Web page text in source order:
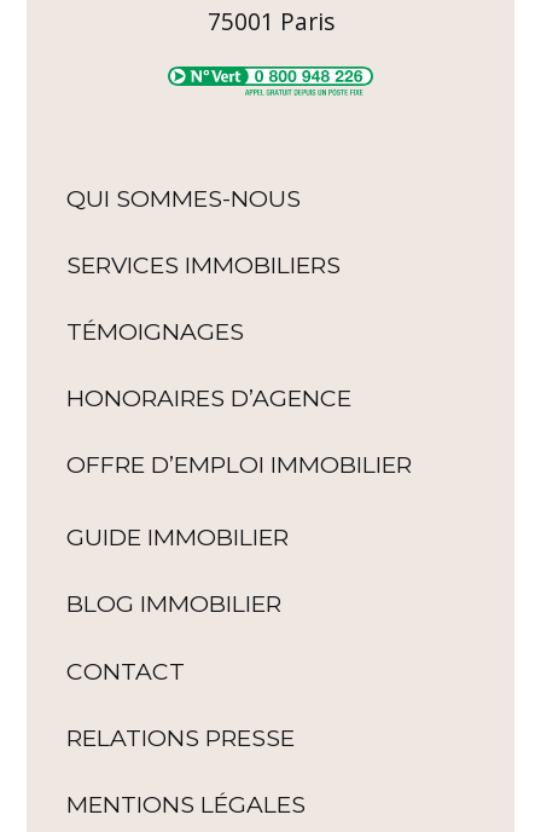
75001 Paris
QUI SOMMES-NOUS
SERVICES IMMOBILIERS
TÉMOIGNAGES
HONORAIRES D’AGENCE
OFFRE D’EMPLOI IMMOBILIER
GUIDE IMMOBILIER
BLOG IMMOBILIER
CONTACT
RELATIONS PRESSE
MENTIONS LÉGALES